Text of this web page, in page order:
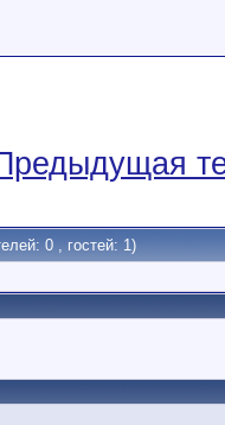
0 , гостей: 1)